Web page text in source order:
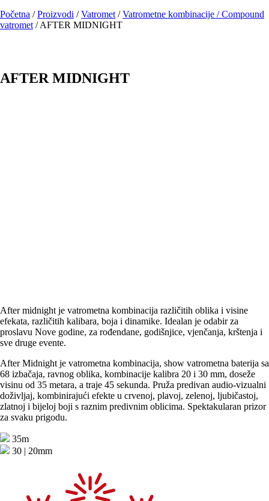
Početna / Proizvodi / Vatromet / Vatrometne kombinacije / Compound
vatromet /AFTER MIDNIGHT
AFTER MIDNIGHT
After midnight je vatrometna kombinacija različitih oblika i visine
efekata, različitih kalibara, boja i dinamike. Idealan je odabir za
proslavu Nove godine, za rođendane, godišnjice, vjenčanja, krštenja i
sve druge evente.
After Midnight je vatrometna kombinacija, show vatrometna baterija sa
68 izbačaja, ravnog oblika, kombinacije kalibra 20 i 30 mm, doseže
visinu od 35 metara, a traje 45 sekunda. Pruža predivan audio-vizualni
doživljaj, kombinirajući efekte u crvenoj, plavoj, zelenoj, ljubičastoj,
zlatnoj i bijeloj boji s raznim predivnim oblicima. Spektakularan prizor
za svaku prigodu.
35m
30 | 20mm